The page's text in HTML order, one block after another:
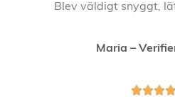
Blev väldigt snyggt,
Maria –
